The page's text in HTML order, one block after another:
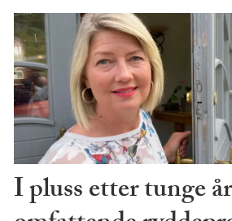
I pluss etter tunge